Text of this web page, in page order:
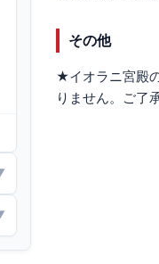
その他
★イオラニ宮殿
りません。ご了